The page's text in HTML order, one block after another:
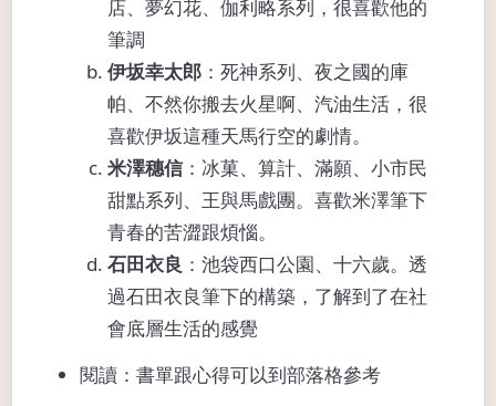
店、夢幻花、伽利略系列，很喜歡他的
筆調
伊坂幸太郎 ：死神系列、夜之國的庫
帕、不然你搬去火星啊、汽油生活，很
喜歡伊坂這種天馬行空的劇情。
米澤穗信：冰菓、算計、滿願、小市民
甜點系列、王與馬戲團。喜歡米澤筆下
青春的苦澀跟煩惱。
石田衣良 ：池袋西口公園、十六歲。透
過石田衣良筆下的構築，了解到了在社
會底層生活的感覺
閱讀：書單跟心得可以到部落格參考